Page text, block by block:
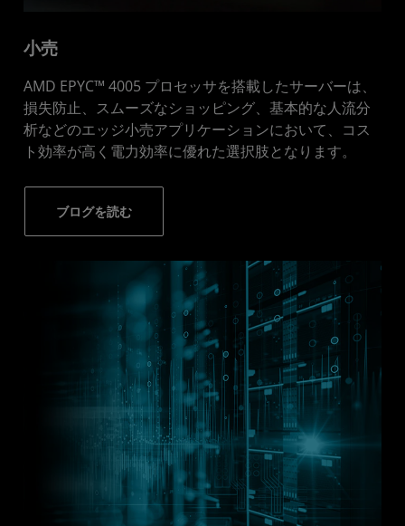
小売
AMD EPYC™ 4005 プロセッサを搭載したサーバーは、
損失防止、スムーズなショッピング、基本的な人流分
析などのエッジ小売アプリケーションにおいて、コス
ト効率が高く電力効率に優れた選択肢となります。
ブログを読む